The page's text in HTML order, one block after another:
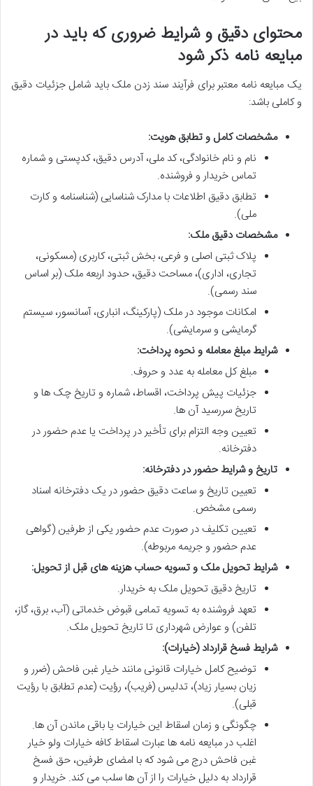
محتوای دقیق و شرایط ضروری که باید در
مبایعه نامه ذکر شود
یک مبایعه نامه معتبر برای فرآیند سند زدن ملک باید شامل جزئیات دقیق
و کاملی باشد:
مشخصات کامل و تطابق هویت:
نام و نام خانوادگی، کد ملی، آدرس دقیق، کدپستی و شماره
تماس خریدار و فروشنده.
تطابق دقیق اطلاعات با مدارک شناسایی (شناسنامه و کارت
ملی).
مشخصات دقیق ملک:
پلاک ثبتی اصلی و فرعی، بخش ثبتی، کاربری (مسکونی،
تجاری، اداری)، مساحت دقیق، حدود اربعه ملک (بر اساس
سند رسمی).
امکانات موجود در ملک (پارکینگ، انباری، آسانسور، سیستم
گرمایشی و سرمایشی).
شرایط مبلغ معامله و نحوه پرداخت:
مبلغ کل معامله به عدد و حروف.
جزئیات پیش پرداخت، اقساط، شماره و تاریخ چک ها و
تاریخ سررسید آن ها.
تعیین وجه التزام برای تأخیر در پرداخت یا عدم حضور در
دفترخانه.
تاریخ و شرایط حضور در دفترخانه:
تعیین تاریخ و ساعت دقیق حضور در یک دفترخانه اسناد
رسمی مشخص.
تعیین تکلیف در صورت عدم حضور یکی از طرفین (گواهی
عدم حضور و جریمه مربوطه).
شرایط تحویل ملک و تسویه حساب هزینه های قبل از تحویل:
تاریخ دقیق تحویل ملک به خریدار.
تعهد فروشنده به تسویه تمامی قبوض خدماتی (آب، برق، گاز،
تلفن) و عوارض شهرداری تا تاریخ تحویل ملک.
شرایط فسخ قرارداد (خیارات):
توضیح کامل خیارات قانونی مانند خیار غبن فاحش (ضرر و
زیان بسیار زیاد)، تدلیس (فریب)، رؤیت (عدم تطابق با رؤیت
قبلی).
چگونگی و زمان اسقاط این خیارات یا باقی ماندن آن ها.
اغلب در مبایعه نامه ها عبارت اسقاط کافه خیارات ولو خیار
غبن فاحش درج می شود که با امضای طرفین، حق فسخ
قرارداد به دلیل خیارات را از آن ها سلب می کند. خریدار و